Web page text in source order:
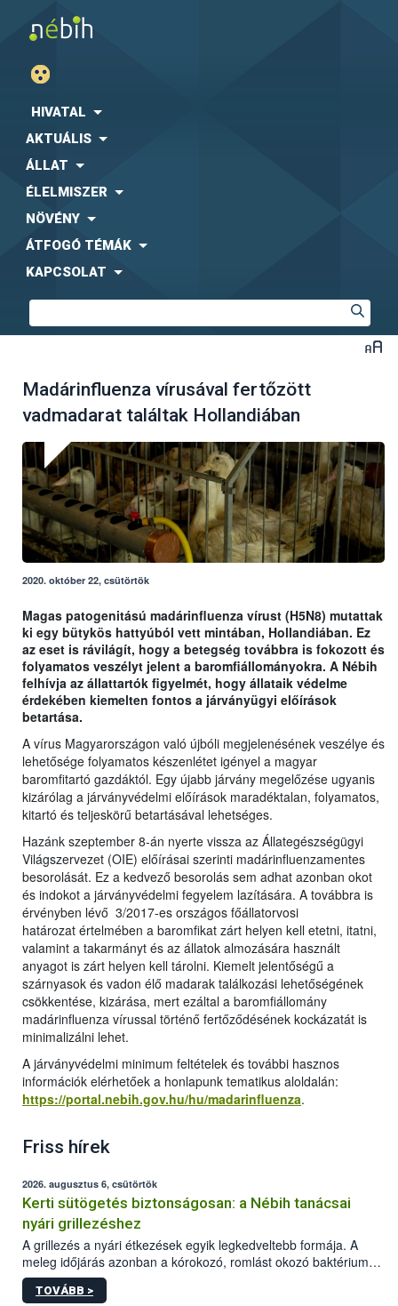
HIVATAL
AKTUÁLIS
ÁLLAT
ÉLELMISZER
NÖVÉNY
ÁTFOGÓ TÉMÁK
KAPCSOLAT
Madárinfluenza vírusával fertőzött
vadmadarat találtak Hollandiában
2020. október 22, csütörtök
Magas patogenitású madárinfluenza vírust (H5N8) mutattak
ki egy bütykös hattyúból vett mintában, Hollandiában. Ez
az eset is rávilágít, hogy a betegség továbbra is fokozott és
folyamatos veszélyt jelent a baromfiállományokra. A Nébih
felhívja az állattartók figyelmét, hogy állataik védelme
érdekében kiemelten fontos a járványügyi előírások
betartása.
A vírus Magyarországon való újbóli megjelenésének veszélye és
lehetősége folyamatos készenlétet igényel a magyar
baromfitartó gazdáktól. Egy újabb járvány megelőzése ugyanis
kizárólag a járványvédelmi előírások maradéktalan, folyamatos,
kitartó és teljeskörű betartásával lehetséges.
Hazánk szeptember 8-án nyerte vissza az Állategészségügyi
Világszervezet (OIE) előírásai szerinti madárinfluenzamentes
besorolását. Ez a kedvező besorolás sem adhat azonban okot
és indokot a járványvédelmi fegyelem lazítására. A továbbra is
érvényben lévő 3/2017-es országos főállatorvosi
határozat értelmében a baromfikat zárt helyen kell etetni, itatni,
valamint a takarmányt és az állatok almozására használt
anyagot is zárt helyen kell tárolni. Kiemelt jelentőségű a
szárnyasok és vadon élő madarak találkozási lehetőségének
csökkentése, kizárása, mert ezáltal a baromfiállomány
madárinfluenza vírussal történő fertőződésének kockázatát is
minimalizálni lehet.
A járványvédelmi minimum feltételek és további hasznos
információk elérhetőek a honlapunk tematikus aloldalán:
https://portal.nebih.gov.hu/hu/madarinfluenza.
Friss hírek
2026. augusztus 6, csütörtök
Kerti sütögetés biztonságosan: a Nébih tanácsai
nyári grillezéshez
A grillezés a nyári étkezések egyik legkedveltebb formája. A
meleg időjárás azonban a kórokozó, romlást okozó baktériumok
gyorsabb szaporodásának is kedvez. A szabadtéri sütögetés
ezért nem csupán a megfelelő sütési technikáról szól: legalább
TOVÁBB >